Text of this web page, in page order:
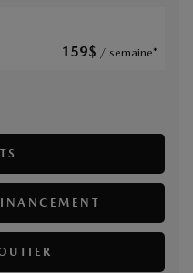
159$ / semaine*